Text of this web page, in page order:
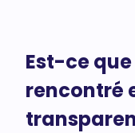
Est-ce que
rencontré